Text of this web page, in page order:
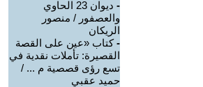
-
ديوان 23 الحاوي
والعصفور / منصور
الريكان
-كتاب «عين على القصة
القصيرة: تأملات نقدية في
تسع رؤى قصصية م ... /
حميد عقبي